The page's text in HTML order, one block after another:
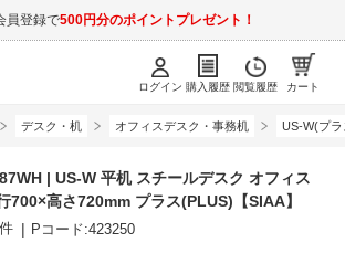
員登録で500円分のポイントプレゼント！
ログイン 購入履歴 閲覧履歴 カート
デスク・机 オフィスデスク・事務机 US-W(プラ
| US-W 平机 スチールデスク オフィス
700×高さ720mm プラス(PLUS)【SIAA】
Pコード:423250